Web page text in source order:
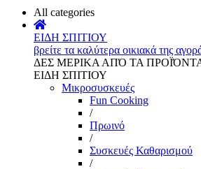
All categories
ΕΙΔΗ ΣΠΙΤΙΟΥ
βρείτε τα καλύτερα οικιακά της
ΔΕΣ ΜΕΡΙΚΑ ΑΠΌ ΤΑ
ΕΙΔΗ ΣΠΙΤΙΟΥ
Μικροσυσκευές
Fun Cooking
/
Πρωινό
/
Συσκευές Καθαρισμού
/